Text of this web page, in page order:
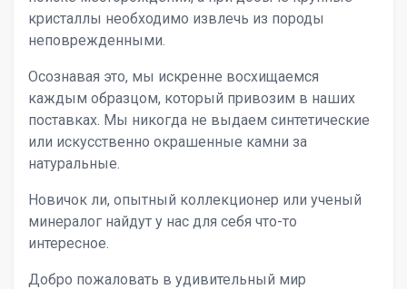
кристаллы необходимо извлечь из породы
неповрежденными.
Осознавая это, мы искренне восхищаемся
каждым образцом, который привозим в наших
поставках. Мы никогда не выдаем синтетические
или искусственно окрашенные камни за
натуральные.
Новичок ли, опытный коллекционер или ученый
минералог найдут у нас для себя что-то
интересное.
Добро пожаловать в удивительный мир